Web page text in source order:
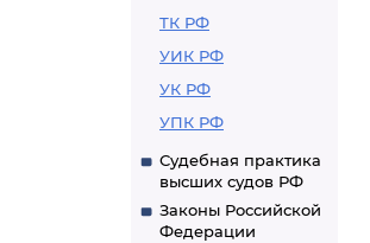
ТК РФ
УИК РФ
УК РФ
УПК РФ
Судебная практика
высших судов РФ
Законы Российской
Федерации